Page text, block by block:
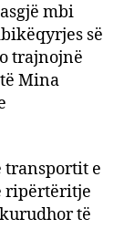
mbi
së
trajnojnë
Mina
transportit e
ripërtëritje
të